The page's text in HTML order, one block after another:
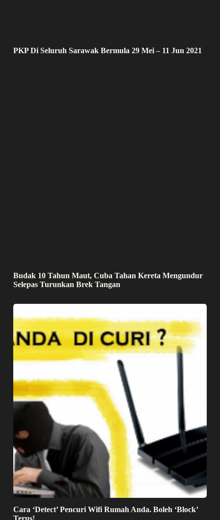
PKP Di Seluruh Sarawak Bermula 29 Mei – 11 Jun 2021
Budak 10 Tahun Maut, Cuba Tahan Kereta Mengundur
Selepas Turunkan Brek Tangan
Cara ‘Detect’ Pencuri Wifi Rumah Anda. Boleh ‘Block’
Terus!